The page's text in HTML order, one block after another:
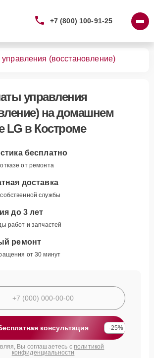
+7 (800) 100-91-25
управления (восстановление)
управления
на домашнем
LG в Костроме
бесплатно
от ремонта
доставка
службы
до 3 лет
работ и запчастей
ремонт
от 30 минут
консультация -25%
Вы соглашаетесь с политикой
конфиденциальности